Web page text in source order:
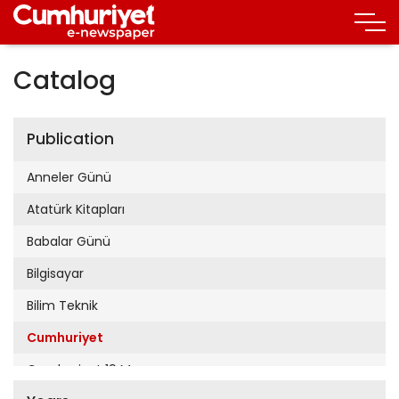
Catalog
Publication
Anneler Günü
Atatürk Kitapları
Babalar Günü
Bilgisayar
Bilim Teknik
Cumhuriyet
Cumhuriyet 19 Mayıs